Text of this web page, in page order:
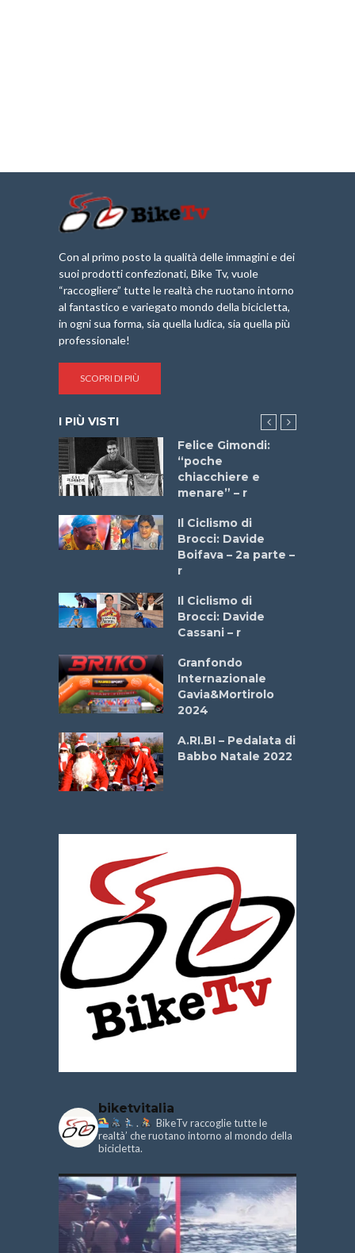
Con al primo posto la qualità delle immagini e dei
suoi prodotti confezionati, Bike Tv, vuole
“raccogliere” tutte le realtà che ruotano intorno
al fantastico e variegato mondo della bicicletta,
in ogni sua forma, sia quella ludica, sia quella più
professionale!
SCOPRI DI PIÙ
I PIÙ VISTI
Felice Gimondi:
“poche
chiacchiere e
menare” – r
Il Ciclismo di
Brocci: Davide
Boifava – 2a parte –
r
Il Ciclismo di
Brocci: Davide
Cassani – r
Granfondo
Internazionale
Gavia&Mortirolo
2024
A.RI.BI – Pedalata di
Babbo Natale 2022
biketvitalia
.
BikeTv raccoglie tutte le
realtà’ che ruotano intorno al mondo della
bicicletta.